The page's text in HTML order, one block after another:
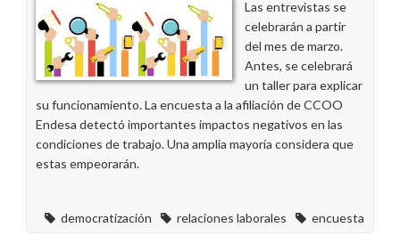
Las entrevistas se
celebrarán a partir
del mes de marzo.
Antes, se celebrará
un taller para explicar
su funcionamiento. La encuesta a la afiliación de CCOO
Endesa detectó importantes impactos negativos en las
condiciones de trabajo. Una amplia mayoría considera que
estas empeorarán.
democratización relaciones laborales encuesta